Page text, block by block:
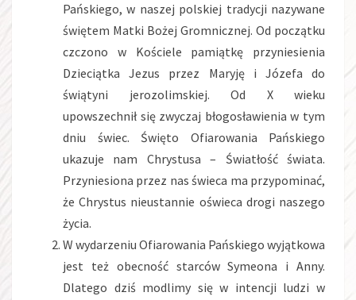
Pańskiego, w naszej polskiej tradycji nazywane
świętem Matki Bożej Gromnicznej. Od początku
czczono w Kościele pamiątkę przyniesienia
Dzieciątka Jezus przez Maryję i Józefa do
świątyni jerozolimskiej. Od X wieku
upowszechnił się zwyczaj błogosławienia w tym
dniu świec. Święto Ofiarowania Pańskiego
ukazuje nam Chrystusa – Światłość świata.
Przyniesiona przez nas świeca ma przypominać,
że Chrystus nieustannie oświeca drogi naszego
życia.
W wydarzeniu Ofiarowania Pańskiego wyjątkowa
jest też obecność starców Symeona i Anny.
Dlatego dziś modlimy się w intencji ludzi w